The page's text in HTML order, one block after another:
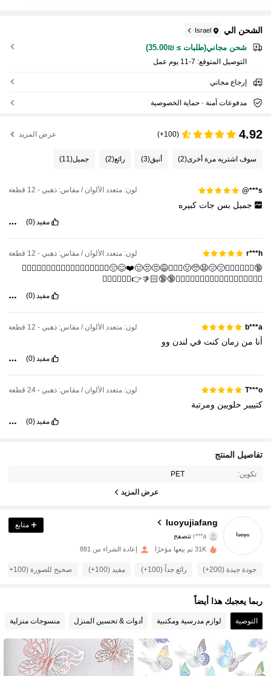
الشحن الي Israel
شحن مجاني(طلبات ≥ ₪35.00)
التوصيل المتوقع: 7-11 يوم عمل
إرجاع مجاني
مدفوعات آمنة · حماية الخصوصية
4.92
(100+) عرض المزيد
سوف اشتريه مرة أخرى(2) أنيق(3) رائع(2) جميل(11)
s***@ لون: متعدد الألوان / مقاس: ذهبي - 12 قطعة
جميل بس جات كبيره
مفيد (0)
r***h لون: متعدد الألوان / مقاس: ذهبي - 12 قطعة
🔞💁🏻‍♀️💁🏻‍♀️😔😔😧🥺🤢🤦🏻‍♀️😅😒😒🤢❤️😊😔💁🏻‍♀️🤦🏻‍♀️🤦🏻‍♀️🤦🏻‍♀️🤦🏻‍♀️🤦🏻‍♀️
🤦🏻‍♀️🤦🏻‍♀️🤦🏻‍♀️🤦🏻‍♀️💁🏻‍♀️💁🏻‍♀️🔞🔞👎🏻👉💁🏻‍♀️💁🏻‍♀️
مفيد (0)
b***a لون: متعدد الألوان / مقاس: ذهبي - 12 قطعة
أنا من زمانكنت في لندن وو
مفيد(0)
T***o لون: متعدد الألوان / مقاس: ذهبي - 24 قطعة
كتييير حلويين ومرتبة
مفيد(0)
تفاصيل المنتج
تكوين: PET
عرض المزيد
luoyujiafang
r***a تتصفح
4.78
4.78 181 متابعون
4.78
4.78 181 متابعون
متابع
31K تم بيعها مؤخرًا إعادة الشراء من 881
جودة جيدة (200+) رائع جداً (100+) مفيد (100+) صحيح للصورة (100+)
ربما يعجبك هذا أيضاً
التوصية لوازم مدرسية ومكتبية أدوات & تحسين المنزل منسوجات منزلية